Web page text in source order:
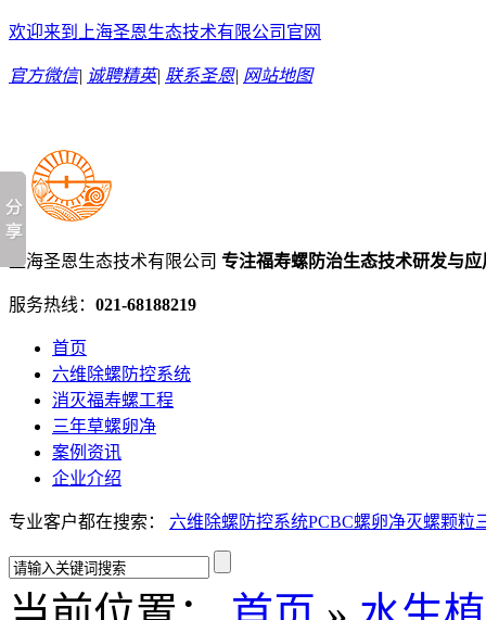
欢迎来到上海圣恩生态技术有限公司官网
官方微信| 诚聘精英| 联系圣恩| 网站地图
上海圣恩生态技术有限公司 专注福寿螺防治生态技术研发与应
服务热线： 021-68188219
首页
六维除螺防控系统
消灭福寿螺工程
三年草螺卵净
案例资讯
企业介绍
专业客户都在搜索： 六维除螺防控系统PCBC螺卵净灭螺颗粒